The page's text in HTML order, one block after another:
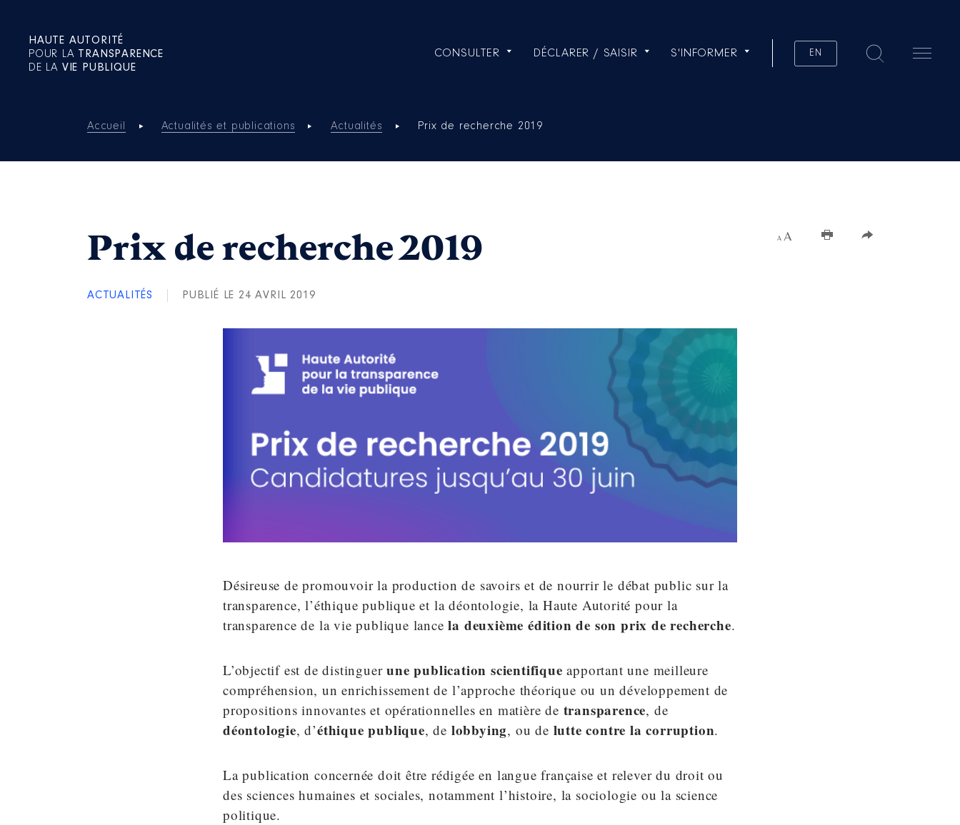
HAUTE AUTORITÉ
POUR LA TRANSPARENCE
DE LA VIE PUBLIQUE
CONSULTER DÉCLARER / SAISIR S'INFORMER EN
Accueil Actualités et publications Actualités Prix de recherche 2019
Prix de recherche 2019
ACTUALITÉS PUBLIÉ LE 24 AVRIL 2019
Désireuse de promouvoir la production de savoirs et de nourrir le débat public sur la
transparence, l’éthique publique et la déontologie, la Haute Autorité pour la
transparence de la vie publique lance la deuxième édition de son prix de recherche.
L’objectif est de distinguerune publication scientifique apportant une meilleure
compréhension, un enrichissement de l’approche théorique ou un développement de
propositions innovantes et opérationnelles en matière de transparence, de
déontologie, d’éthique publique, de lobbying, ou de lutte contre la corruption.
La publication concernée doit être rédigée en langue française et relever du droit ou
des sciences humaines et sociales, notamment l’histoire, la sociologie ou la science
politique.